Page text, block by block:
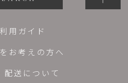
用ガイド
お考えの方へ
配送について